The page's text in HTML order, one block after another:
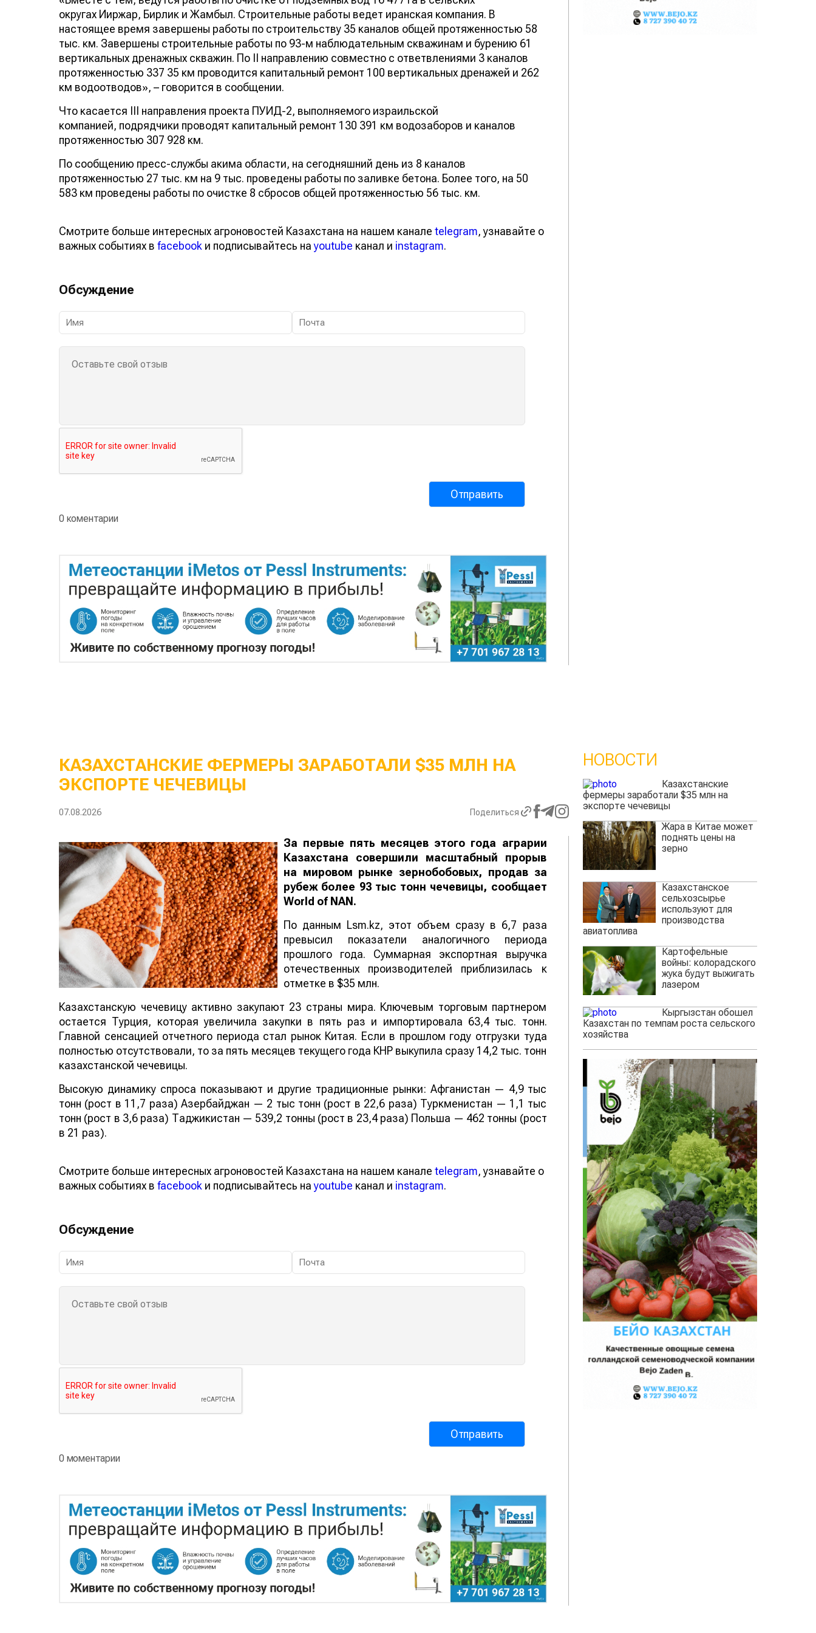
округах Ииржар, Бирлик и Жамбыл. Строительные работы ведет иранская компания. В
настоящее время завершены работы по строительству 35 каналов общей протяженностью 58
тыс. км. Завершены строительные работы по 93-м наблюдательным скважинам и бурению 61
вертикальных дренажных скважин. По ІІ направлению совместно с ответвлениями 3 каналов
протяженностью 337 35 км проводится капитальный ремонт 100 вертикальных дренажей и 262
км водоотводов», – говорится в сообщении.
Что касается III направления проекта ПУИД-2, выполняемого израильской
компанией, подрядчики проводят капитальный ремонт 130 391 км водозаборов и каналов
протяженностью 307 928 км.
По сообщению пресс-службы акима области, на сегодняшний день из 8 каналов
протяженностью 27 тыс. км на 9 тыс. проведены работы по заливке бетона. Более того, на 50
583 км проведены работы по очистке 8 сбросов общей протяженностью 56 тыс. км.
Смотрите больше интересных агроновостей Казахстана на нашем канале telegram, узнавайте о
важных событиях в facebook и подписывайтесь наyoutube канал и instagram.
Обсуждение
0 коментарии
КАЗАХСТАНСКИЕ ФЕРМЕРЫ ЗАРАБОТАЛИ $35 МЛН НА
ЭКСПОРТЕ ЧЕЧЕВИЦЫ
07.08.2026 Поделиться
За первые пять месяцев этого года аграрии
Казахстана совершили масштабный прорыв
на мировом рынке зернобобовых, продав за
рубеж более 93 тыс тонн чечевицы, сообщает
World of NAN .
По данным Lsm.kz, этот объем сразу в 6,7 раза
превысил показатели аналогичного периода
прошлого года. Суммарная экспортная выручка
отечественных производителей приблизилась к
отметке в $35 млн.
Казахстанскую чечевицу активно закупают 23 страны мира. Ключевым торговым партнером
остается Турция, которая увеличила закупки в пять раз и импортировала 63,4 тыс. тонн.
Главной сенсацией отчетного периода стал рынок Китая. Если в прошлом году отгрузки туда
полностью отсутствовали, то за пять месяцев текущего года КНР выкупила сразу 14,2 тыс. тонн
казахстанской чечевицы.
Высокую динамику спроса показывают и другие традиционные рынки: Афганистан — 4,9 тыс
тонн (рост в 11,7 раза) Азербайджан — 2 тыс тонн (рост в 22,6 раза) Туркменистан — 1,1 тыс
тонн (рост в 3,6 раза) Таджикистан — 539,2 тонны (рост в 23,4 раза) Польша — 462 тонны (рост
в 21 раз).
Смотрите больше интересных агроновостей Казахстана на нашем канале telegram, узнавайте о
важных событиях в facebook и подписывайтесь наyoutube канал и instagram.
Обсуждение
0 моментарии
НОВОСТИ
Казахстанские
фермеры заработали $35 млн на
экспорте чечевицы
Жара в Китае может
поднять цены на
зерно
Казахстанское
сельхозсырье
используют для
производства
авиатоплива
Картофельные
войны: колорадского
жука будут выжигать
лазером
Кыргызстан обошел
Казахстан по темпам роста сельского
хозяйства